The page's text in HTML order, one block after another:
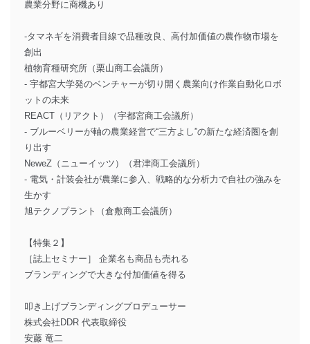
農業分野に商機あり
-タマネギを消費者目線で品種改良、高付加価値の農作物市場を
創出
植物育種研究所（栗山商工会議所）
- 宇都宮大学発のベンチャーが切り開く農業向け作業自動化ロボ
ットの未来
REACT（リアクト）（宇都宮商工会議所）
- ブルーベリーが軸の農業経営で“三方よし”の新たな経済圏を創
り出す
NeweZ（ニューイッツ）（君津商工会議所）
- 電気・計装会社が農業に参入、戦略的な分析力で自社の強みを
生かす
旭テクノプラント（倉敷商工会議所）
【特集２】
［誌上セミナー］ 企業名も商品も売れる
ブランディングで大きな付加価値を得る
叩き上げブランディングプロデューサー
株式会社DDR 代表取締役
安藤 竜二